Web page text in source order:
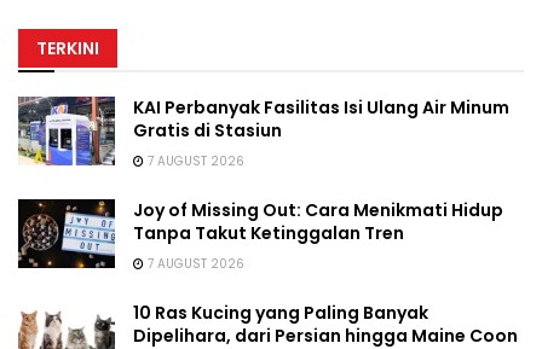
TERKINI
KAI Perbanyak Fasilitas Isi Ulang Air Minum
Gratis di Stasiun
7 AUGUST 2026
Joy of Missing Out: Cara Menikmati Hidup
Tanpa Takut Ketinggalan Tren
7 AUGUST 2026
10 Ras Kucing yang Paling Banyak
Dipelihara, dari Persian hingga Maine Coon